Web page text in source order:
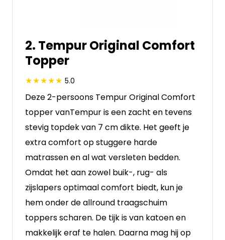
2. Tempur Original Comfort
Topper
5.0
Deze 2-persoons Tempur Original Comfort
topper vanTempur is een zacht en tevens
stevig topdek van 7 cm dikte. Het geeft je
extra comfort op stuggere harde
matrassen en al wat versleten bedden.
Omdat het aan zowel buik-, rug- als
zijslapers optimaal comfort biedt, kun je
hem onder de allround traagschuim
toppers scharen. De tijk is van katoen en
makkelijk eraf te halen. Daarna mag hij op